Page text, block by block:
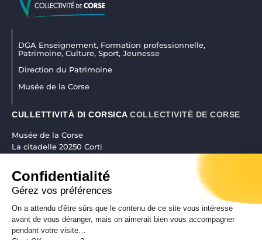
Confidentialité
Gérez vos préférences
On a attendu d'être sûrs que le contenu de ce site vous intéresse
avant de vous déranger, mais on aimerait bien vous accompagner
pendant votre visite…
DGA Enseignement, Formation professionnelle,
Patrimoine, Culture, Sport, Jeunesse
Direction du Patrimoine
Musée de la Corse
CULLETTIVITÀ DI CORSICA COLLECTIVITÉ DE CORSE
Musée de la Corse
La citadelle 20250 Corti
museudiacorsica@isula.corsica
RÉALISATION CORSICAWEB | MENTIONS LÉGALES
CONFIDENTIALITÉ